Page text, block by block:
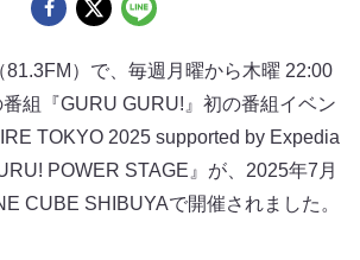
81.3FM）で、毎週月曜から木曜 22:00
組『GURU GURU!』初の番組イベン
TOKYO 2025 supported by Expedia
POWER STAGE』が、2025年7月
CUBE SHIBUYAで開催されました。